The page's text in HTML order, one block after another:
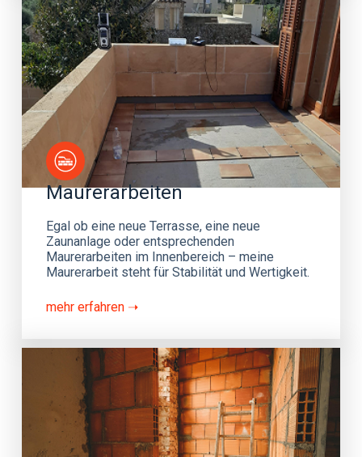
Maurerarbeiten
Egal ob eine neue Terrasse, eine neue
Zaunanlage oder entsprechenden
Maurerarbeiten im Innenbereich – meine
Maurerarbeit steht für Stabilität und Wertigkeit.
mehr erfahren ➝